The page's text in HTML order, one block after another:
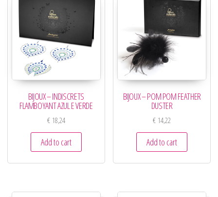
BIJOUX – INDISCRETS
FLAMBOYANT AZUL E VERDE
€18,24
Add to cart
BIJOUX – POM POM FEATHER
DUSTER
€ 14,22
Add to cart